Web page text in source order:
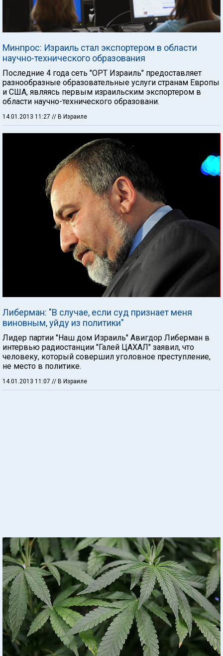
Минпрос: Израиль стал экспортером в области
научно-технического образования
Последние 4 года сеть "ОРТ Израиль" предоставляет
разнообразные образовательные услуги странам Европы
и США, являясь первым израильским экспортером в
области научно-технического образовани.
14.01.2013 11:27 // В Израиле
Либерман: "В случае, если суд признает меня
виновным, уйду из политики"
Лидер партии "Наш дом Израиль" Авигдор Либерман в
интервью радиостанции "Галей ЦАХАЛ" заявил, что
человеку, который совершил уголовное преступление,
не место в политике.
14.01.2013 11:07 // В Израиле